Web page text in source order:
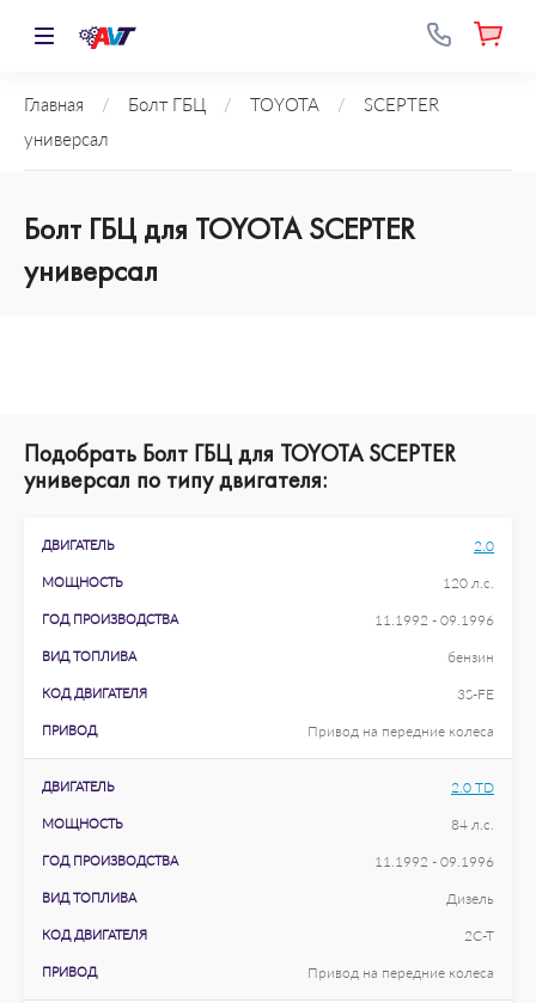
Главная / Болт ГБЦ / TOYOTA /
SCEPTER
универсал
Болт ГБЦ для TOYOTA SCEPTER
универсал
Подобрать Болт ГБЦ для TOYOTA SCEPTER
универсал по типу двигателя:
ДВИГАТЕЛЬ 2.0
МОЩНОСТЬ 120 л.с.
ГОД ПРОИЗВОДСТВА 11.1992 - 09.1996
ВИД ТОПЛИВА бензин
КОД ДВИГАТЕЛЯ 3S-FE
ПРИВОД Привод на передние колеса
ДВИГАТЕЛЬ 2.0 TD
МОЩНОСТЬ 84 л.с.
ГОД ПРОИЗВОДСТВА 11.1992 - 09.1996
ВИД ТОПЛИВА Дизель
КОД ДВИГАТЕЛЯ 2C-T
ПРИВОД Привод на передние колеса